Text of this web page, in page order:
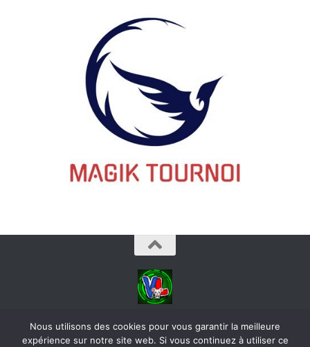
videoludos © 2026. Tous droits réservés.
Nous utilisons des cookies pour vous garantir la meilleure
expérience sur notre site web. Si vous continuez à utiliser ce